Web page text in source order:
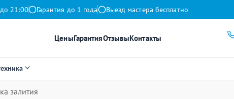
21:00 Гарантия до 1 года Выезд мастера бесплатно
ЦеныГарантияОтзывыКонтакты
залития